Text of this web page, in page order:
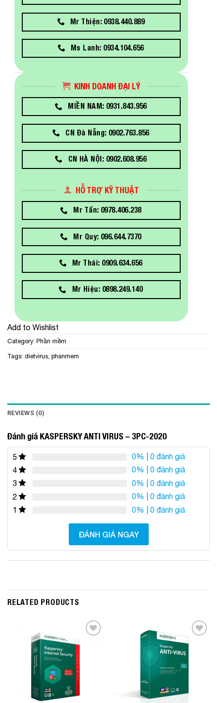
Mr Thiện: 0938.440.889
Ms Lanh: 0934.104.656
KINH DOANH ĐẠI LÝ
MIỀN NAM: 0931.843.956
CN Đà Nẵng: 0902.763.856
CN HÀ NỘI: 0902.608.956
HỖ TRỢ KỸ THUẬT
Mr Tấn: 0978.406.238
Mr Quy: 096.644.7370
Mr Thái: 0909.634.656
Mr Hiệu: 0898.249.140
Add to Wishlist
Category: Phần mềm
Tags: dietvirus phanmem
REVIEWS (0)
Đánh giá KASPERSKY ANTI VIRUS – 3PC-2020
5 0% | 0 đánh giá
4
0% | 0 đánh giá
3
0% | 0 đánh giá
2
0% | 0 đánh giá
1
0% | 0 đánh giá
ĐÁNH GIÁ NGAY
RELATED PRODUCTS
Add to